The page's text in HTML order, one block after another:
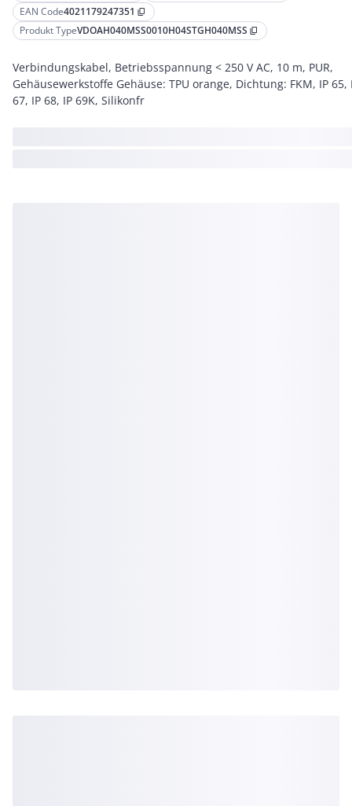
EAN Code4021179247351 content_copy
Produkt TypeVDOAH040MSS0010H04STGH040MSS content_copy
Verbindungskabel, Betriebsspannung < 250 V AC, 10 m, PUR,
Gehäusewerkstoffe Gehäuse: TPU orange, Dichtung: FKM, IP 65,
67, IP 68, IP 69K, Silikonfr